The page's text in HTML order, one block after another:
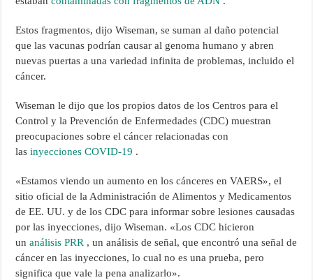
Estos fragmentos, dijo Wiseman, se suman al daño potencial
que las vacunas podrían causar al genoma humano y abren
nuevas puertas a una variedad infinita de problemas, incluido el
cáncer.
Wiseman le dijo que los propios datos de los Centros para el
Control y la Prevención de Enfermedades (CDC) muestran
preocupaciones sobre el cáncer relacionadas con
lasinyecciones COVID-19 .
«Estamos viendo un aumento en los cánceres en VAERS», el
sitio oficial de la Administración de Alimentos y Medicamentos
de EE. UU. y de los CDC para informar sobre lesiones causadas
por las inyecciones, dijo Wiseman. «Los CDC hicieron
unanálisis PRR , un análisis de señal, que encontró una señal de
cáncer en las inyecciones, lo cual no es una prueba, pero
significa que vale la pena analizarlo».